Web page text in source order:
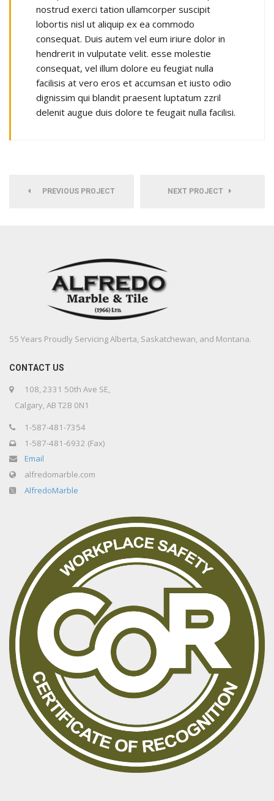
nostrud exerci tation ullamcorper suscipit
lobortis nisl ut aliquip ex ea commodo
consequat. Duis autem vel eum iriure dolor in
hendrerit in vulputate velit. esse molestie
consequat, vel illum dolore eu feugiat nulla
facilisis at vero eros et accumsan et iusto odio
dignissim qui blandit praesent luptatum zzril
delenit augue duis dolore te feugait nulla facilisi.
PREVIOUS PROJECT NEXT PROJECT
55 Years Proudly Servicing Alberta, Saskatchewan, and Montana.
CONTACT US
108, 2331 50th Ave SE,
Calgary, AB T2B 0N1
1-587-481-7354
1-587-481-6932 (Fax)
Email
alfredomarble.com
AlfredoMarble